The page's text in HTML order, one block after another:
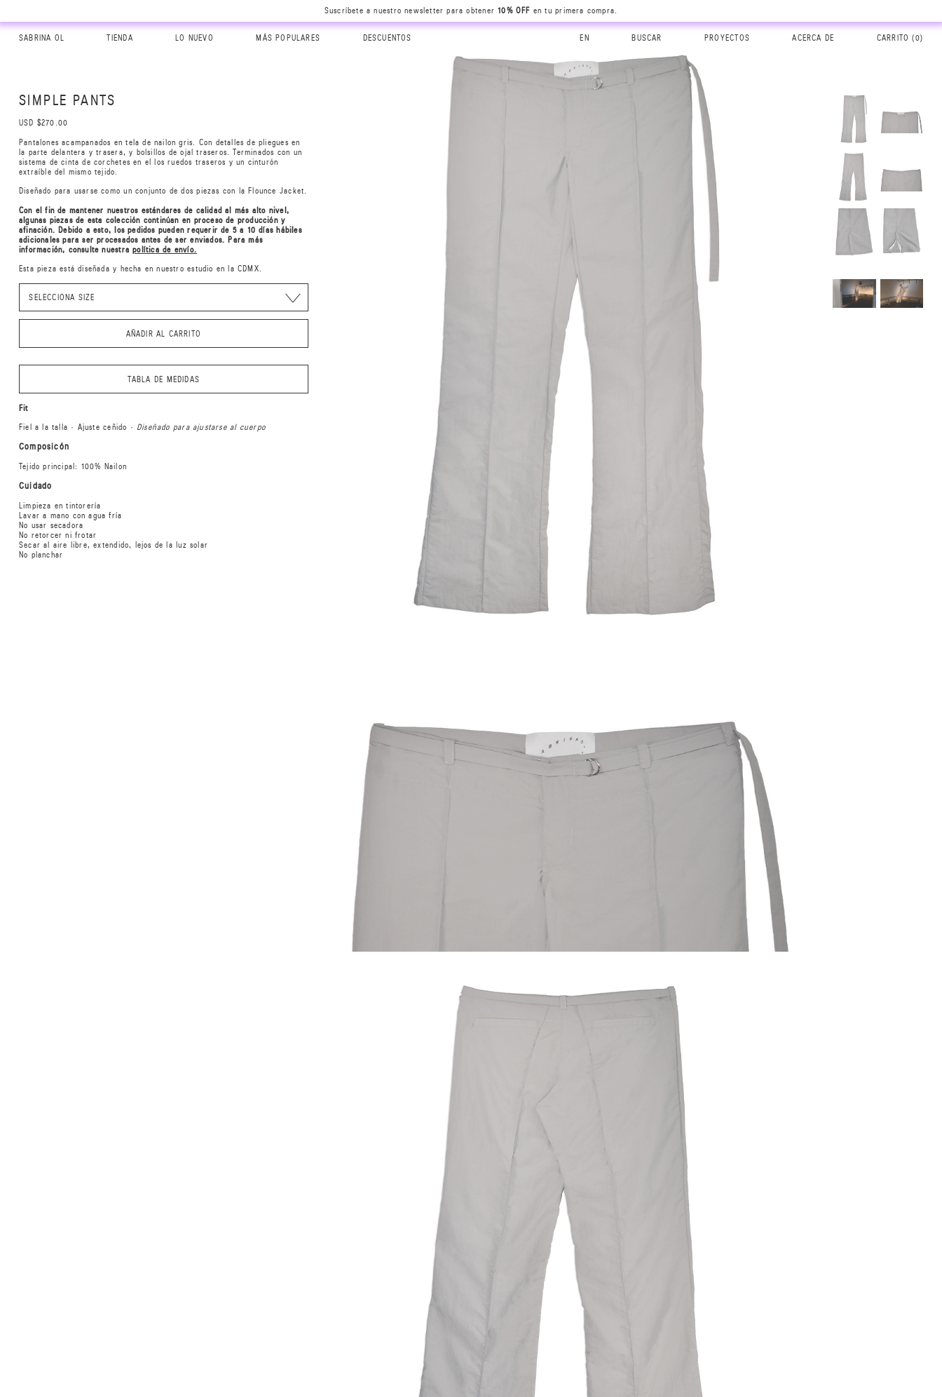
Suscríbete a nuestro newsletter para obtener10% OFF en tu primera compra.
SABRINA OL TIENDA LO NUEVO MÁS POPULARES DESCUENTOS EN BUSCAR PROYECTOS ACERCA DE CARRITO (0)
SIMPLE PANTS
USD $270.00
Pantalones acampanados en tela de nailon gris. Con detalles de pliegues en
la parte delantera y trasera, y bolsillos de ojal traseros. Terminados con un
sistema de cinta de corchetes en el los ruedos traseros y un cinturón
extraíble del mismo tejido.
Diseñado para usarse como un conjunto de dos piezas con la Flounce Jacket.
Con el fin de mantener nuestros estándares de calidad al más alto nivel,
algunas piezas de esta colección continúan en proceso de producción y
afinación. Debido a esto, los pedidos pueden requerir de 5 a 10 días hábiles
adicionales para ser procesados antes de ser enviados. Para más
información, consulte nuestrapolítica de envío.
Esta pieza está diseñada y hecha en nuestro estudio en la CDMX.
AÑADIR AL CARRITO
TABLA DE MEDIDAS
Fit
Fiel a la talla · Ajuste ceñido · Diseñado para ajustarse al cuerpo
Composicón
Tejido principal: 100% Nailon
Cuidado
Limpieza en tintorería
Lavar a mano con agua fría
No usar secadora
No retorcer ni frotar
Secar al aire libre, extendido, lejos de la luz solar
No planchar